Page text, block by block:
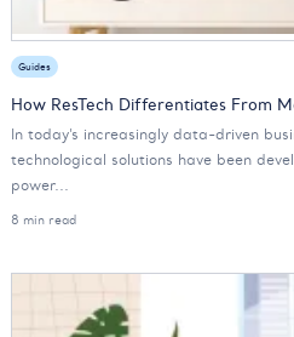
Guides
How ResTech Differentiates From
In today’s increasingly data-driven
technological solutions have been
power...
8 min read